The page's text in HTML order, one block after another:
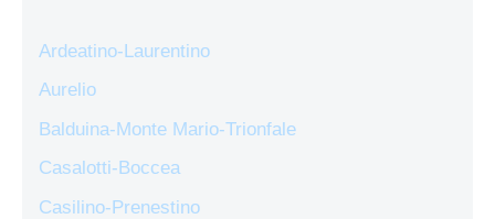
Ardeatino-Laurentino
Aurelio
Balduina-Monte Mario-Trionfale
Casalotti-Boccea
Casilino-Prenestino